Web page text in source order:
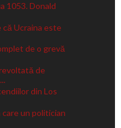
1053. Donald
că Ucraina este
de o grevă
de
din Los
un politician